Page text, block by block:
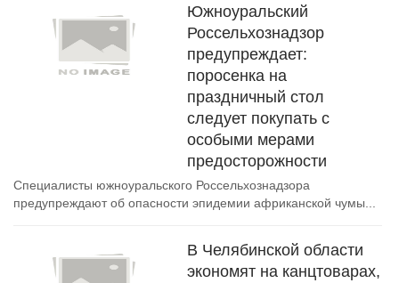
Южноуральский
Россельхознадзор
предупреждает:
поросенка на
праздничный стол
следует покупать с
особыми мерами
предосторожности
Специалисты южноуральского Россельхознадзора
предупреждают об опасности эпидемии африканской чумы...
В Челябинской области
экономят на канцтоварах,